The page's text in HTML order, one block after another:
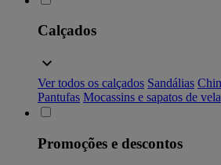
Calçados
Ver todos os calçados Sandálias
Pantufas Mocassins e sapatos de vela
Promoções e descontos